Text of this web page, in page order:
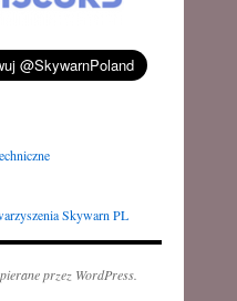
Skywarn PL
przez WordPress.